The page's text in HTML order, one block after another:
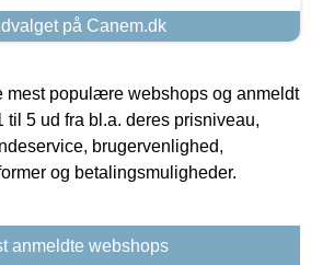
på Canem.dk
mest populære webshops og anmeldt
til 5 ud fra bl.a. deres prisniveau,
brugervenlighed,
og betalingsmuligheder.
anmeldte webshops